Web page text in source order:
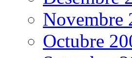
Novembre
Octubre